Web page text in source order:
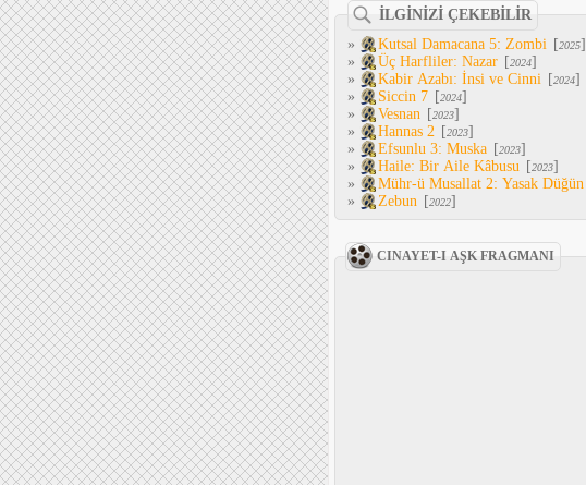
İLGİNİZİ ÇEKEBİLİR
»
Kutsal Damacana 5: Zombi [2025]
»
Üç Harfliler: Nazar [2024]
»
Kabir Azabı: İnsi ve Cinni [2024]
»
Siccin 7 [2024]
»
Vesnan [2023]
»
Hannas 2 [2023]
»
Efsunlu 3: Muska [2023]
»
Haile: Bir Aile Kâbusu [2023]
»
Mühr-ü Musallat 2: Yasak Düğün
»
Zebun [2022]
CINAYET-I AŞK FRAGMANI